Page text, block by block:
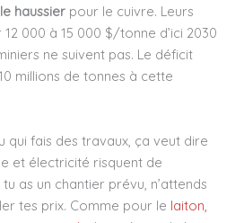
haussier pour le cuivre. Leurs
000 à 15 000 $/tonne d’ici 2030
ne suivent pas. Le déficit
millions de tonnes à cette
qui fais des travaux, ça veut dire
et électricité risquent de
as un chantier prévu, n’attends
tes prix. Comme pour le laiton,